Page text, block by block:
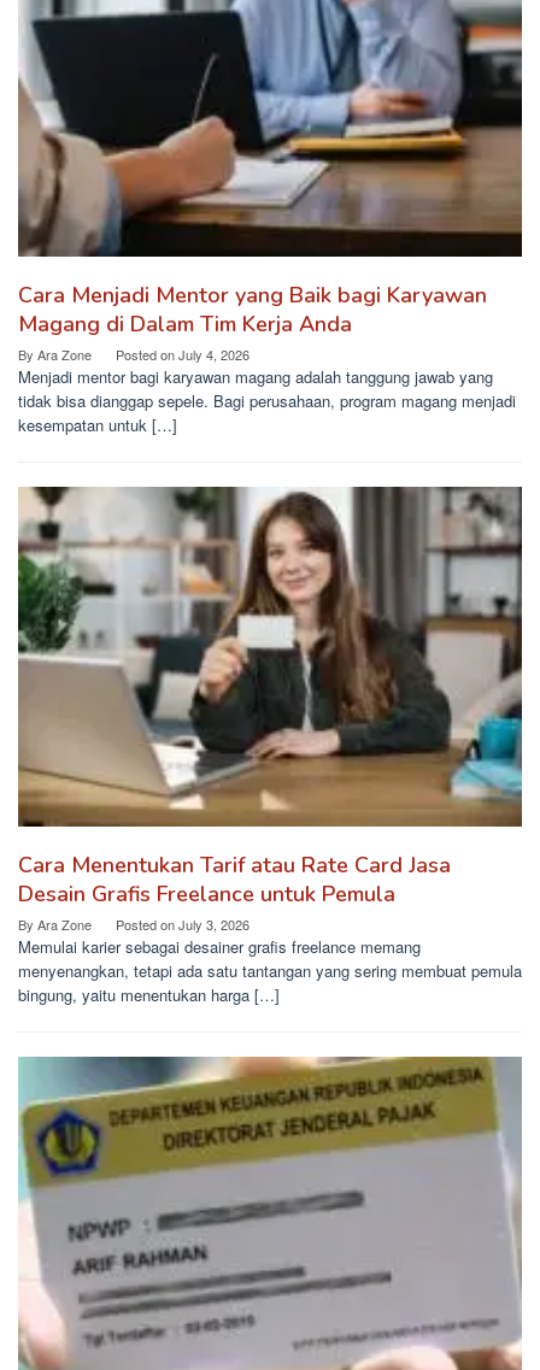
Cara Menjadi Mentor yang Baik bagi Karyawan
Magang di Dalam Tim Kerja Anda
By Ara Zone Posted onJuly 4, 2026
Menjadi mentor bagi karyawan magang adalah tanggung jawab yang
tidak bisa dianggap sepele. Bagi perusahaan, program magang menjadi
kesempatan untuk […]
Cara Menentukan Tarif atau Rate Card Jasa
Desain Grafis Freelance untuk Pemula
By Ara Zone Posted onJuly 3, 2026
Memulai karier sebagai desainer grafis freelance memang
menyenangkan, tetapi ada satu tantangan yang sering membuat pemula
bingung, yaitu menentukan harga […]